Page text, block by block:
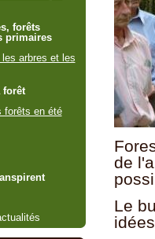
de
Le
forêts
primaires
arbres et les
forêt
forêts en été